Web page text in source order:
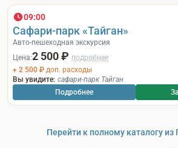
09:00
Сафари-парк «Тайган»
Авто-пешеходная экскурсия
Цена:2 500 ₽ подробнее
+ 2 500 ₽ доп. расходы
Вы увидите: сафари-парк Тайган
Подробнее
Перейти к полному каталогу из